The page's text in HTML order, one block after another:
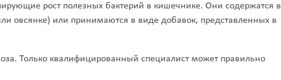
рост полезных бактерий в кишечнике. Они содержатся в
овсянке) или принимаются в виде добавок, представленных в
Только квалифицированный специалист может правильно